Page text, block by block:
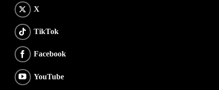
X
TikTok
Facebook
YouTube